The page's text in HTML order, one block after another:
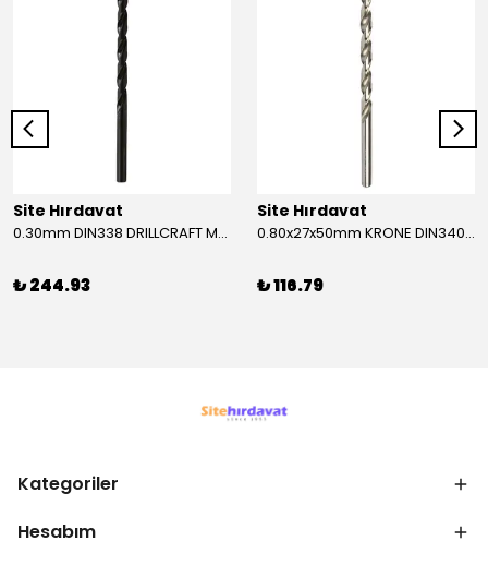
Site Hırdavat
0.30mm DIN338 DRILLCRAFT MATKAP UCU HSS 10 Adet
₺ 244.93
Site Hırdavat
0.80x27x50mm KRONE DIN340 UZUN MATKAP UCU HSS 10 Adet
₺ 116.79
Kategoriler
Hesabım